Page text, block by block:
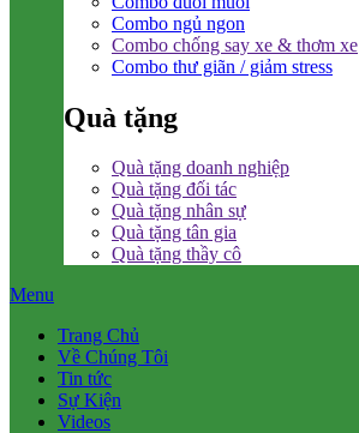
Combo ngủ ngon
Combo chống say xe & thơm xe
Combo thư giãn / giảm stress
Quà tặng
Quà tặng doanh nghiệp
Quà tặng đối tác
Quà tặng nhân sự
Quà tặng tân gia
Quà tặng thầy cô
Menu
Trang Chủ
Về Chúng Tôi
Tin tức
Sự Kiện
Videos